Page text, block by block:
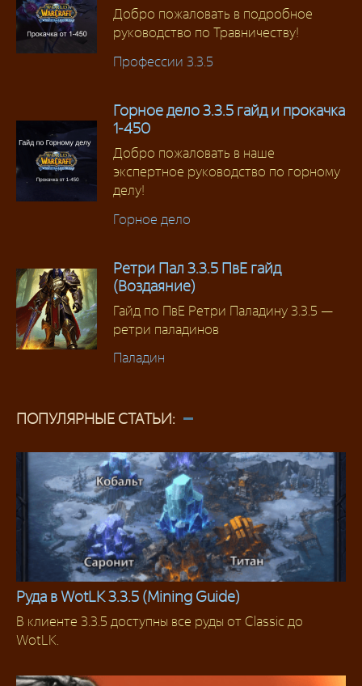
Добро пожаловать в подробное
руководство по Травничеству!
Профессии 3.3.5
Горное дело 3.3.5 гайд и прокачка
1-450
Добро пожаловать в наше
экспертное руководство по горному
делу!
Горное дело
Ретри Пал 3.3.5 ПвЕ гайд
(Воздаяние)
Гайд по ПвЕ Ретри Паладину 3.3.5 —
ретри паладинов
Паладин
ПОПУЛЯРНЫЕ СТАТЬИ:
Гайды
Руда в WotLK 3.3.5 (Mining Guide)
В клиенте 3.3.5 доступны все руды от Classic до
WotLK.